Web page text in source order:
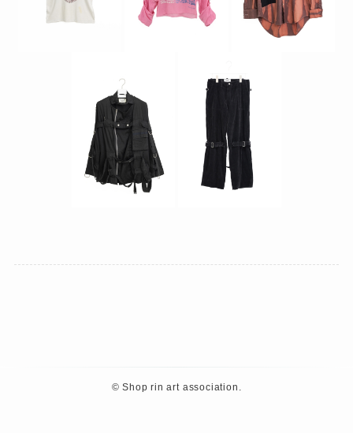
© Shop rin art association.